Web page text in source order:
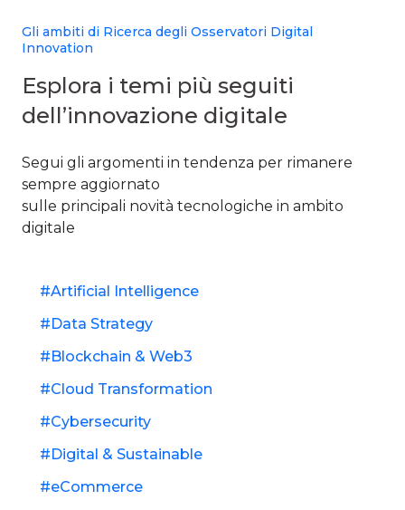
Gli ambiti di Ricerca degli Osservatori Digital
Innovation
Esplora i temi più seguiti
dell’innovazione digitale
Segui gli argomenti in tendenza per rimanere
sempre aggiornato ​
sulle principali novità tecnologiche in ambito
digitale​
Artificial Intelligence
Data Strategy
Blockchain & Web3
Cloud Transformation
Cybersecurity
Digital & Sustainable
eCommerce